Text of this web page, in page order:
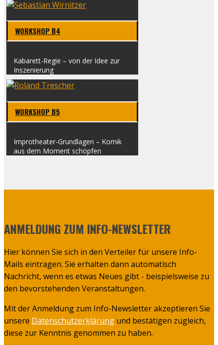
WORK­SHOP B4
Kaba­­rett-Regie – von der Idee zur
Insze­nie­rung
WORK­SHOP B5
Impro­­the­a­­ter-Grun­d­la­­gen – Komik
aus dem Moment schöp­fen
ANMELDUNG ZUM INFO-NEWSLETTER
Hier können Sie sich in den Verteiler für unsere Info-
Mails eintragen. Sie erhalten dann automatisch
Nachricht, wenn es etwas Neues gibt - beispielsweise zu
den bevorstehenden Veranstaltungen.
Mit der Anmeldung zum Info-Newsletter akzeptieren Sie
unsere Datenschutzerklärung und bestätigen zugleich,
diese zur Kenntnis genommen zu haben.